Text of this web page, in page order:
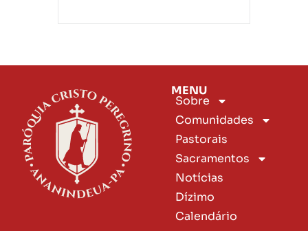
MENU
Sobre
Comunidades
Pastorais
Sacramentos
Notícias
Dízimo
Calendário